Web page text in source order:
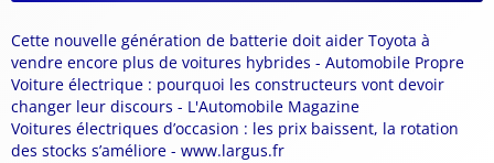
Cette nouvelle génération de batterie doit aider Toyota à
vendre encore plus de voitures hybrides - Automobile Propre
Voiture électrique : pourquoi les constructeurs vont devoir
changer leur discours - L'Automobile Magazine
Voitures électriques d’occasion : les prix baissent, la rotation
des stocks s’améliore - www.largus.fr